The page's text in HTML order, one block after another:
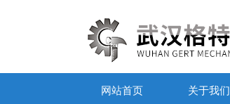
网站首页 关于我们